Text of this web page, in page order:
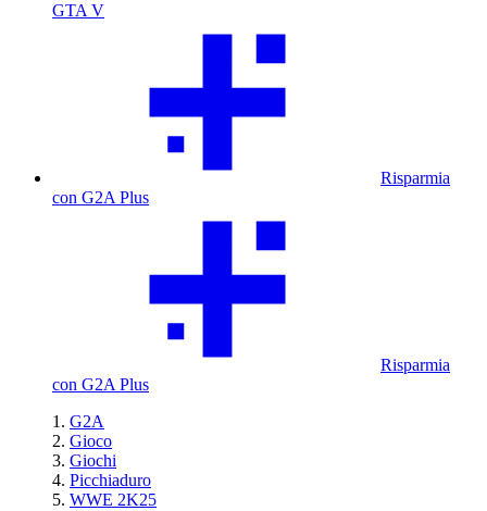
GTA V
Risparmia
con G2A Plus
Risparmia
con G2A Plus
G2A
Gioco
Giochi
Picchiaduro
WWE 2K25